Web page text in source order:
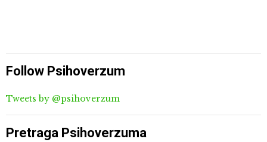
Follow Psihoverzum
Tweets by @psihoverzum
Pretraga Psihoverzuma